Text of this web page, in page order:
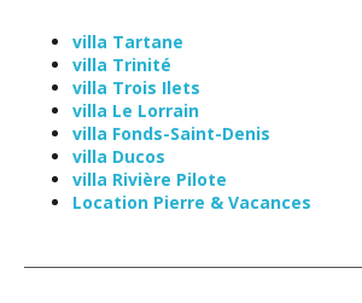
villa Tartane
villa Trinité
villa Trois Ilets
villa Le Lorrain
villa Fonds-Saint-Denis
villa Ducos
villa Rivière Pilote
Location Pierre & Vacances